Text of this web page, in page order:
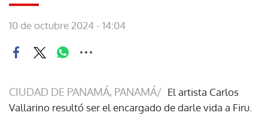
10 de octubre 2024 - 14:04
CIUDAD DE PANAMÁ, PANAMÁ/ El artista Carlos
Vallarino resultó ser el encargado de darle vida a Firu.